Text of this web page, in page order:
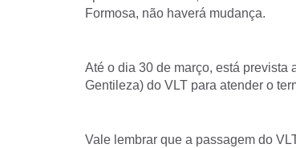
Formosa, não haverá mudança.
Até o dia 30 de março, está prevista
Gentileza) do VLT para atender o
Vale lembrar que a passagem do